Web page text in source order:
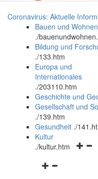
Coronavirus: Aktuelle
Bauen und Wohnen
./
Bildung und
./133.htm
Europa und
Internationales
./203110.htm
Geschichte und
Gesellschaft und
./139.htm
Gesundheit ./
Kultur
./kultur.htm
Navigationsmenü